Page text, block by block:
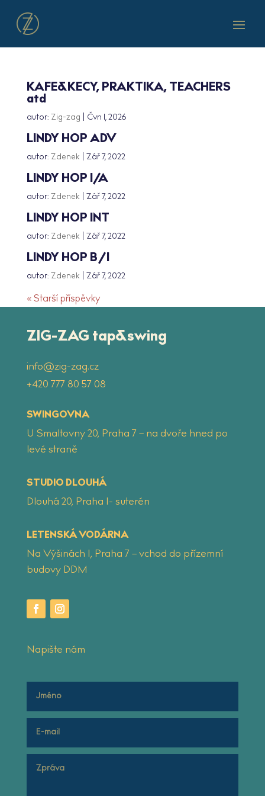
KAFE&KECY, PRAKTIKA, TEACHERS
atd
autor: Zig-zag Čvn 1, 2026
LINDY HOP ADV
autor: Zdenek Zář 7, 2022
LINDY HOP I/A
autor: Zdenek Zář 7, 2022
LINDY HOP INT
autor: Zdenek Zář 7, 2022
LINDY HOP B/I
autor: Zdenek Zář 7, 2022
« Starší příspěvky
ZIG-ZAG tap&swing
info@zig-zag.cz
‭+420 777 80 57 08
SWINGOVNA
U Smaltovny 20, Praha 7 – na dvoře hned po
levé straně
STUDIO DLOUHÁ
Dlouhá 20, Praha 1- suterén
LETENSKÁ VODÁRNA
Na Výšinách 1, Praha 7 – vchod do přízemní
budovy DDM
Napište nám